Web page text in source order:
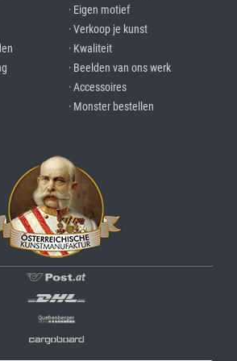
· Eigen motief
· Verkoop je kunst
· Kwaliteit
· Beelden van ons werk
· Accessoires
· Monster bestellen